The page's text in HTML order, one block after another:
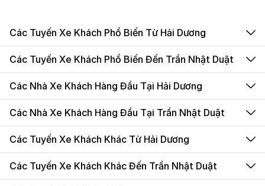
Các Tuyến Xe Khách Phổ Biến Từ Hải Dương
Các Tuyến Xe Khách Phổ Biến Đến Trần Nhật Duật
Các Nhà Xe Khách Hàng Đầu Tại Hải Dương
Các Nhà Xe Khách Hàng Đầu Tại Trần Nhật Duật
Các Tuyến Xe Khách Khác Từ Hải Dương
Các Tuyến Xe Khách Khác Đến Trần Nhật Duật